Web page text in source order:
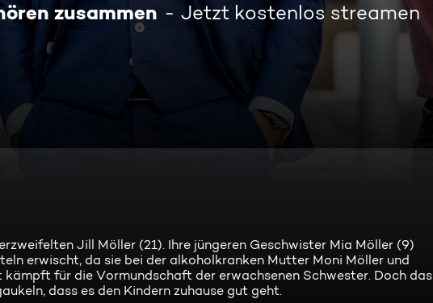
zusammen Jetzt kostenlos streamen
Jill Möller (21). Ihre jüngeren Geschwister Mia Möller (9)
erwischt, da sie bei der alkoholkranken Mutter Moni Möller und
für die Vormundschaft der erwachsenen Schwester. Doch das
dass es den Kindern zuhause gut geht.